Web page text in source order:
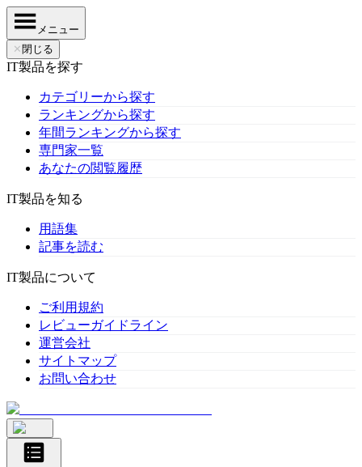
メニュー
✕ 閉じる
IT製品を探す
カテゴリーから探す
ランキングから探す
年間ランキングから探す
専門家一覧
あなたの閲覧履歴
IT製品を知る
用語集
記事を読む
IT製品について
ご利用規約
レビューガイドライン
運営会社
サイトマップ
お問い合わせ